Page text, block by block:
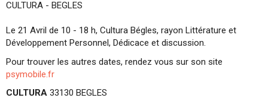
CULTURA - BEGLES
Le 21 Avril de 10 - 18 h, Cultura Bégles, rayon Littérature et
Développement Personnel, Dédicace et discussion.
Pour trouver les autres dates, rendez vous sur son site
psymobile.fr
CULTURA 33130 BEGLES